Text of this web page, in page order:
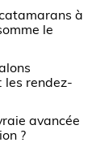
à
le
les rendez-
avancée
?